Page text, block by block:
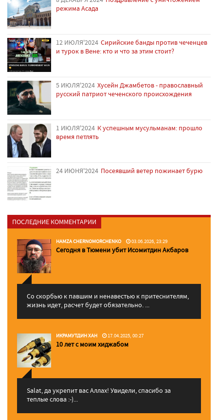
режима Асада
12 ИЮЛЯ'2024 Сирийские банды против чеченцев
и турок в Вене: кто и что за этим стоит?
5 ИЮЛЯ'2024 Хусейн Джамбетов - православный
русский патриот чеченского происхождения
1 ИЮЛЯ'2024 К успешным мусульманам: прошло
время петлять
24 ИЮНЯ'2024 Посеявший ветер пожинает бурю
ПОСЛЕДНИЕ КОММЕНТАРИИ
HAMZA CHERNOMORCHENKO 03.06.2026, 23:29
Сегодня в Тюмени убит Исомитдин Акбаров
Со скорбью к павшим и ненавестью к притеснителям,
жизнь идет, расчет будет обязательно. ...
ИКРАМУТДИН ХАН 17.04.2025, 00:27
10 лет с моим хиджабом
Salat, да укрепит вас Аллаx! Увидели, спасибо за
теплые слова :-)...